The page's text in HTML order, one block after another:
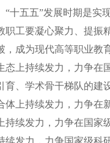
“十五五”发展时期是
职工要凝心聚力、提
，成为现代高等职业教
态上持续发力，力争
育、学术骨干梯队的
体上持续发力，力争在
持续发力，力争在国
续发力，力争国家级